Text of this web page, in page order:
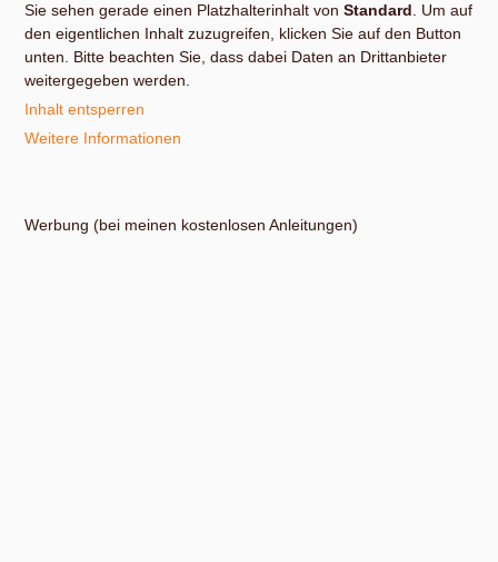
Sie sehen gerade einen Platzhalterinhalt vonStandard . Um auf
den eigentlichen Inhalt zuzugreifen, klicken Sie auf den Button
unten. Bitte beachten Sie, dass dabei Daten an Drittanbieter
weitergegeben werden.
Inhalt entsperren
Weitere Informationen
Werbung (bei meinen kostenlosen Anleitungen)